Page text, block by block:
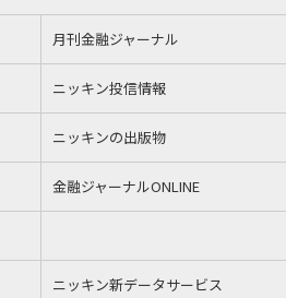
月刊金融ジャーナル
ニッキン投信情報
ニッキンの出版物
金融ジャーナルONLINE
ニッキン新データサービス